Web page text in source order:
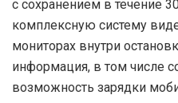
с сохранением в течение
комплексную систему
мониторах внутри
информация, в том числе
возможность зарядки